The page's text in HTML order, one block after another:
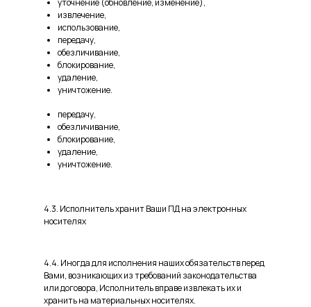
уточнение (обновление, изменение),
извлечение,
использование,
передачу,
обезличивание,
блокирование,
удаление,
уничтожение.
передачу,
обезличивание,
блокирование,
удаление,
уничтожение.
4.3. Исполнитель хранит Ваши ПД на электронных
носителях
4.4. Иногда для исполнения наших обязательств перед
Вами, возникающих из требований законодательства
или договора, Исполнитель вправе извлекать их и
хранить на материальных носителях.